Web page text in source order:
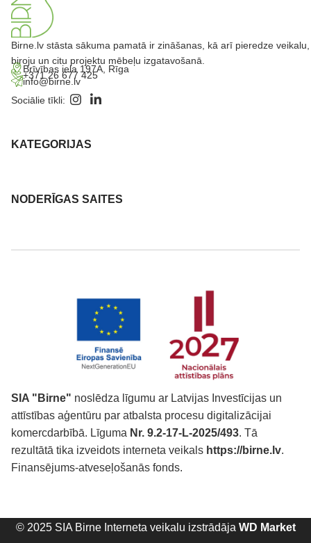
Birne.lv stāsta sākuma pamatā ir zināšanas, kā arī pieredze veikalu,
biroju un citu projektu mēbeļu izgatavošanā.
Brīvības iela 197A, Rīga
+371 26 677 425
info@birne.lv
Sociālie tīkli:
KATEGORIJAS
NODERĪGAS SAITES
SIA "Birne" noslēdza līgumu ar Latvijas Investīcijas un
attīstības aģentūru par atbalsta procesu digitalizācijai
komercdarbībā. Līguma Nr. 9.2-17-L-2025/493. Tā
rezultātā tika izveidots interneta veikals https://birne.lv.
Finansējums-atveseļošanās fonds.
© 2025 SIA Birne Interneta veikalu izstrādāja WD Market